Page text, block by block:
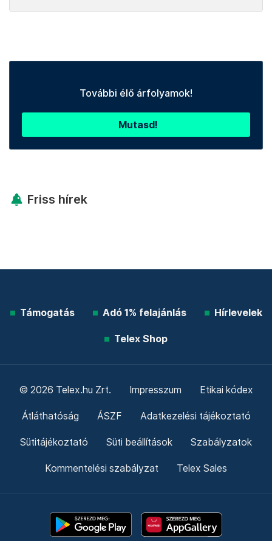
További élő árfolyamok!
Mutasd!
Friss hírek
Támogatás Adó 1% felajánlás Hírlevelek
Telex Shop
© 2026 Telex.hu Zrt. Impresszum Etikai kódex
Átláthatóság ÁSZF Adatkezelési tájékoztató
Sütitájékoztató Süti beállítások Szabályzatok
Kommentelési szabályzat Telex Sales